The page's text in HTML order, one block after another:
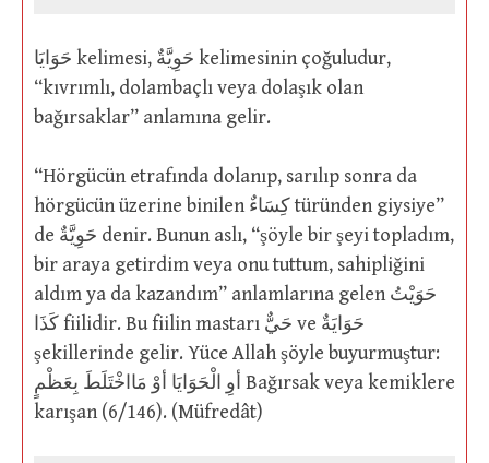
حَوَايَا kelimesi, حَوِيَّةٌ kelimesinin çoğuludur,
“kıvrımlı, dolambaçlı veya dolaşık olan
bağırsaklar” anlamına gelir.
“Hörgücün etrafında dolanıp, sarılıp sonra da
hörgücün üzerine binilen كِسَاءٌ türünden giysiye”
de حَوِيَّةٌ denir. Bunun aslı, “şöyle bir şeyi topladım,
bir araya getirdim veya onu tuttum, sahipliğini
aldım ya da kazandım” anlamlarına gelen حَوَيْتُ
كَذَا fiilidir. Bu fiilin mastarı حَيٌّ ve حَوَايَةٌ
şekillerinde gelir. Yüce Allah şöyle buyurmuştur:
أوِ الْحَوَايَا أوْ مَااخْتَلَطَ بِعَظْمٍ Bağırsak veya kemiklere
karışan (6/146). (Müfredât)